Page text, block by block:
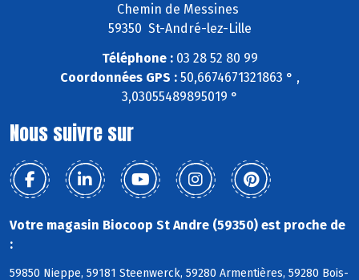
Chemin de Messines
59350 St-André-lez-Lille
Téléphone :03 28 52 80 99
Coordonnées GPS :50,6674671321863 ° ,
3,03055489895019 °
Nous suivre sur
Votre magasin Biocoop St Andre (59350) est proche de
:
59850 Nieppe, 59181 Steenwerck, 59280 Armentières, 59280 Bois-